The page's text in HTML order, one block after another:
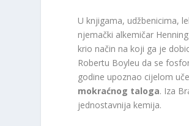
U knjigama, udžbenicima,
njemački alkemičar
krio način na koji ga je
Robertu Boyleu da se
godine upoznao cijelom
mokraćnog taloga. Iza
jednostavnija kemija.